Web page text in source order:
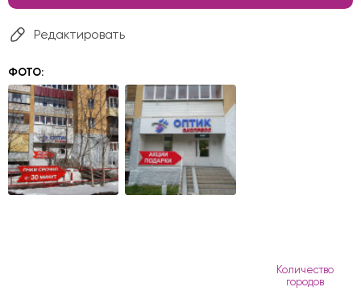
Редактировать
ФОТО:
Количество
городов